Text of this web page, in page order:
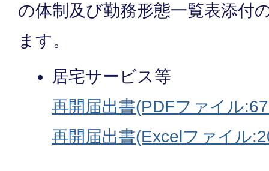
の体制及び勤務形態一覧表添付
ます。
居宅サービス等
再開届出書(PDFファイル
再開届出書(Excelファイル